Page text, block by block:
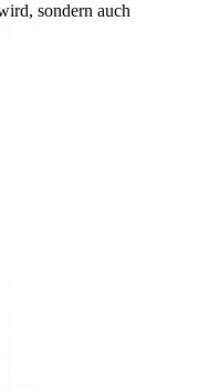
sondern auch